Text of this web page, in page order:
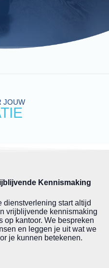
JOUW
Kennismaking
dienstverlening start altijd
vrijblijvende kennismaking
op kantoor. We bespreken
en leggen je uit wat we
je kunnen betekenen.